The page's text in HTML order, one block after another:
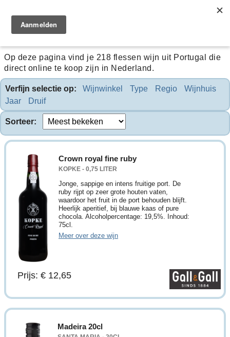
wijn uit Portugal
Op deze pagina vind je 218 flessen wijn uit Portugal die
direct online te koop zijn in Nederland.
Verfijn selectie op: Wijnwinkel Type Regio
Wijnhuis
Jaar
Druif
Sorteer:
Crown royal fine ruby
KOPKE - 0,75 LITER
Jonge, sappige en intens fruitige port. De
ruby rijpt op zeer grote houten vaten,
waardoor het fruit in de port behouden blijft.
Heerlijk aperitief, bij blauwe kaas of pure
chocola. Alcoholpercentage: 19,5%. Inhoud:
75cl.
Meer over deze wijn
Prijs: € 12,65
Madeira 20cl